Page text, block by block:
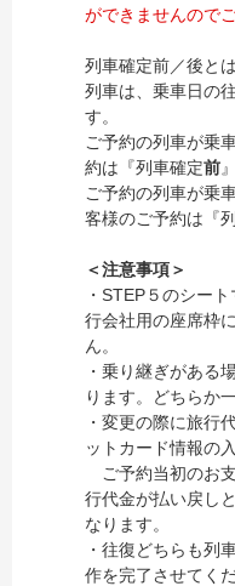
ができませんので
列車確定前／後と
列車は、乗車日の
す。
ご予約の列車が乗
約は『列車確定前
ご予約の列車が乗
客様のご予約は『
＜注意事項＞
・STEP５のシー
行会社用の座席枠
ん。
・乗り継ぎがある
ります。どちらか
・変更の際に旅行
ットカード情報の
ご予約当初のお
行代金が払い戻し
なります。
・往復どちらも列
作を完了させてく